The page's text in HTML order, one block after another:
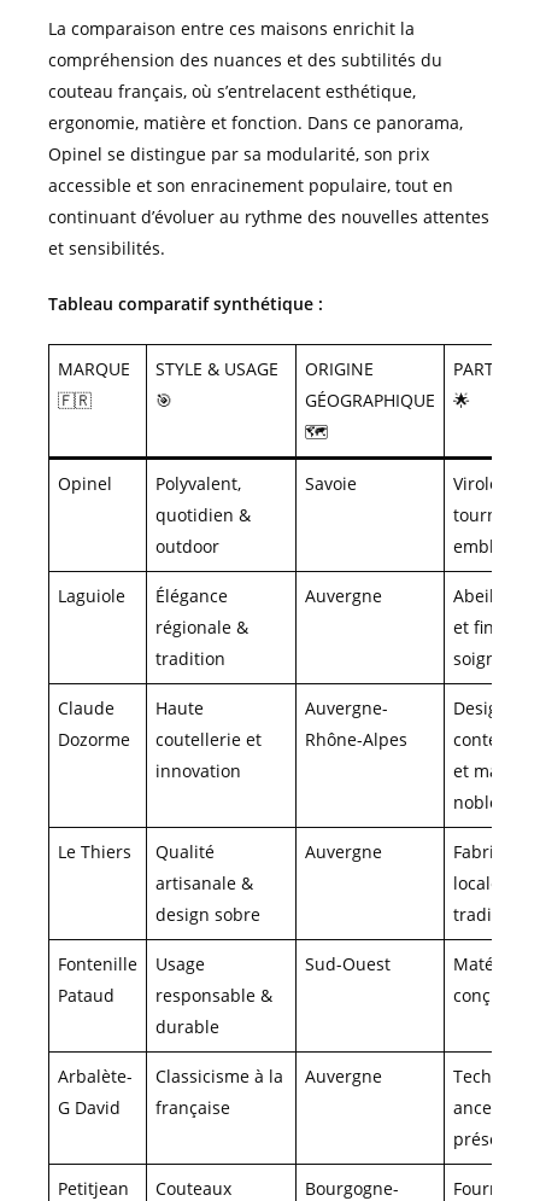
La comparaison entre ces maisons enrichit la
compréhension des nuances et des subtilités du
couteau français, où s’entrelacent esthétique,
ergonomie, matière et fonction. Dans ce panorama,
Opinel se distingue par sa modularité, son prix
accessible et son enracinement populaire, tout en
continuant d’évoluer au rythme des nouvelles attentes
et sensibilités.
Tableau comparatif synthétique :
MARQUE
🇫🇷
STYLE & USAGE
🎯
ORIGINE
GÉOGRAPHIQUE
🗺️
🌟
Opinel
Polyvalent,
quotidien &
outdoor
Savoie
Virole
tournante
Laguiole
Élégance
régionale &
tradition
Auvergne
Abeille
et finition
soignée
Claude
Dozorme
Haute
coutellerie et
innovation
Auvergne-
Rhône-Alpes
Designs
et
nobles
Le Thiers
Qualité
artisanale &
design sobre
Auvergne
locale avec
tradition
Fontenille
Pataud
Usage
responsable &
durable
Sud-Ouest
Matériaux
conçus
Arbalète-
G David
Classicisme à la
française
Auvergne
Technique
ancestrale
préservée
Petitjean Couteaux Bourgogne-